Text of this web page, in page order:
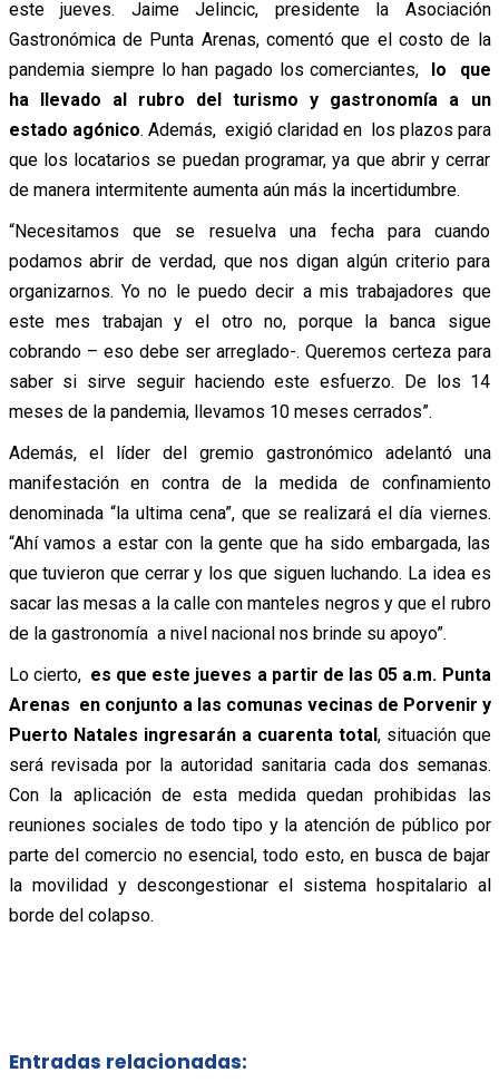
este jueves. Jaime Jelincic, presidente la Asociación
Gastronómica de Punta Arenas, comentó que el costo de la
pandemia siempre lo han pagado los comerciantes, lo que
ha llevado al rubro del turismo y gastronomía a un
estado agónico. Además, exigió claridad en los plazos para
que los locatarios se puedan programar, ya que abrir y cerrar
de manera intermitente aumenta aún más la incertidumbre.
“Necesitamos que se resuelva una fecha para cuando
podamos abrir de verdad, que nos digan algún criterio para
organizarnos. Yo no le puedo decir a mis trabajadores que
este mes trabajan y el otro no, porque la banca sigue
cobrando – eso debe ser arreglado-. Queremos certeza para
saber si sirve seguir haciendo este esfuerzo. De los 14
meses de la pandemia, llevamos 10 meses cerrados”.
Además, el líder del gremio gastronómico adelantó una
manifestación en contra de la medida de confinamiento
denominada “la ultima cena”, que se realizará el día viernes.
“Ahí vamos a estar con la gente que ha sido embargada, las
que tuvieron que cerrar y los que siguen luchando. La idea es
sacar las mesas a la calle con manteles negros y que el rubro
de la gastronomía a nivel nacional nos brinde su apoyo”.
Lo cierto, es que este jueves a partir de las 05 a.m. Punta
Arenas en conjunto a las comunas vecinas de Porvenir y
Puerto Natales ingresarán a cuarenta total, situación que
será revisada por la autoridad sanitaria cada dos semanas.
Con la aplicación de esta medida quedan prohibidas las
reuniones sociales de todo tipo y la atención de público por
parte del comercio no esencial, todo esto, en busca de bajar
la movilidad y descongestionar el sistema hospitalario al
borde del colapso.
Entradas relacionadas: